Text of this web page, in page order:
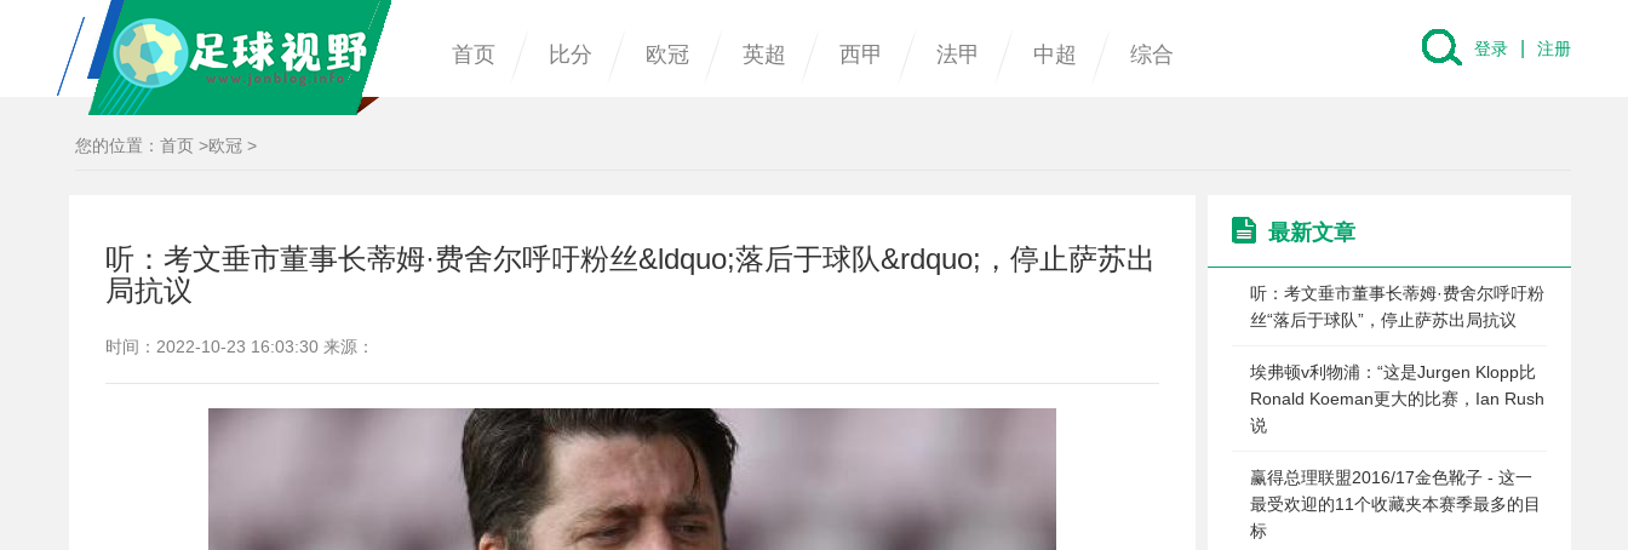
首页 比分 欧冠 英超 西甲 法甲 中超 综合 登录 注册
您的位置： 首页 >欧冠 >
听：考文垂市董事长蒂姆·费舍尔呼吁粉丝&ldquo;落后于球队&rdquo;，停止萨苏出
局抗议
时间：2022-10-23 16:03:30 来源：
最新文章
听：考文垂市董事长蒂姆·费舍尔呼吁粉
丝“落后于球队”，停止萨苏出局抗议
埃弗顿v利物浦：“这是Jurgen Klopp比
Ronald Koeman更大的比赛，Ian Rush
说
赢得总理联盟2016/17金色靴子 - 这一
最受欢迎的11个收藏夹本赛季最多的目
标